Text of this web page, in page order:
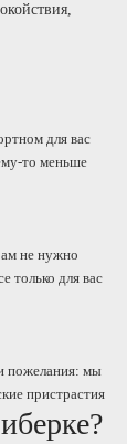
для вас
то меньше
не нужно
только для вас
пожелания: мы
пристрастия